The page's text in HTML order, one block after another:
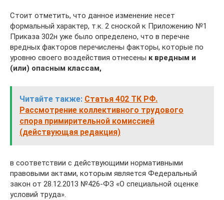
Стоит отметить, что данное изменение несет
формальный характер, т.к. 2 сноской к Приложению №1
Приказа 302н уже было определено, что в перечне
вредных факторов перечислены факторы, которые по
уровню своего воздействия отнесены к вредным и
(или) опасным классам,
Читайте также: Статья 402 ТК РФ.
Рассмотрение коллективного трудового
спора примирительной комиссией
(действующая редакция)
в соответствии с действующими нормативными
правовыми актами, которым является Федеральный
закон от 28.12.2013 №426-ФЗ «О специальной оценке
условий труда».